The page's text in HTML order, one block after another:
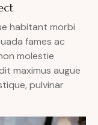
habitant morbi
fames ac
molestie
maximus augue
pulvinar